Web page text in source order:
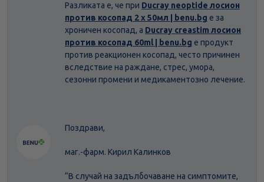
Разликата е, че при Ducray neoptide лосион
против косопад 2 х 50мл | benu.bg е за
хроничен косопад, а Ducray creastim лосион
против косопад 60ml | benu.bg е продукт
против реакционен косопад, често причинен
вследствие на раждане, стрес, умора,
сезонни промени и медикаментозно лечение.
Поздрави,
маг.-фарм. Кирил Калинков
“В случай на задълбочаване на симптомите,